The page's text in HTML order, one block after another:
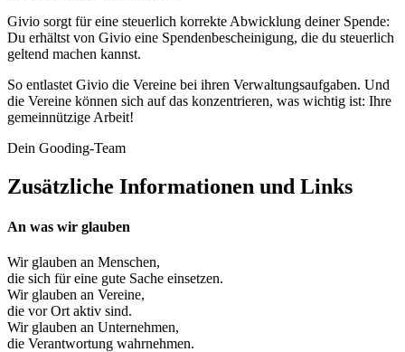
Givio sorgt für eine steuerlich korrekte Abwicklung deiner Spende:
Du erhältst von Givio eine Spendenbescheinigung, die du steuerlich
geltend machen kannst.
So entlastet Givio die Vereine bei ihren Verwaltungsaufgaben. Und
die Vereine können sich auf das konzentrieren, was wichtig ist: Ihre
gemeinnützige Arbeit!
Dein Gooding-Team
Zusätzliche Informationen und Links
An was wir glauben
Wir glauben an Menschen,
die sich für eine gute Sache einsetzen.
Wir glauben an Vereine,
die vor Ort aktiv sind.
Wir glauben an Unternehmen,
die Verantwortung wahrnehmen.